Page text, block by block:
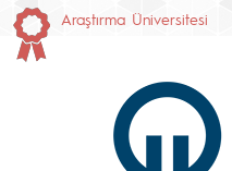
Araştırma Üniversitesi